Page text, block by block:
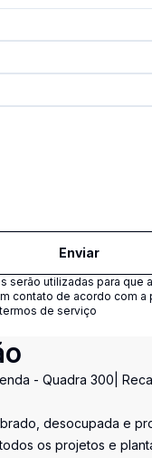
Enviar
serão utilizadas para que
contato de acordo com a
de serviço
- Quadra 300|
desocupada e
os projetos e